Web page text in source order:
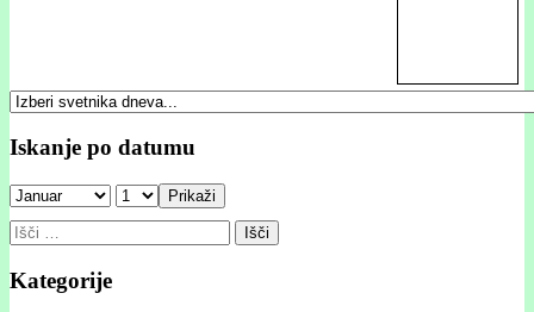
Iskanje po datumu
Prikaži
Išči:
Kategorije